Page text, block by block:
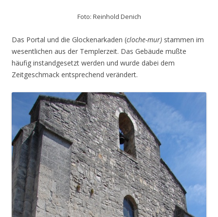
Foto: Reinhold Denich
Das Portal und die Glockenarkaden (cloche-mur) stammen im
wesentlichen aus der Templerzeit. Das Gebäude mußte
häufig instandgesetzt werden und wurde dabei dem
Zeitgeschmack entsprechend verändert.